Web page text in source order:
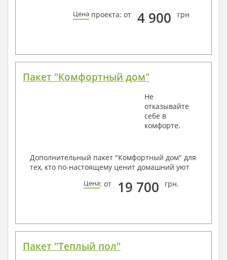
Цена проекта: от 4 900 грн
Пакет "Комфортный дом"
Не
отказывайте
себе в
комфорте.
Дополнительный пакет "Комфортный дом" для
тех, кто по-настоящему ценит домашний уют
Цена: от 19 700 грн.
Пакет "Теплый пол"